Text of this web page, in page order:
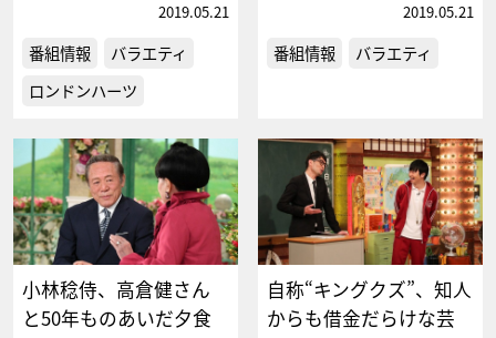
2019.05.21
番組情報
バラエティ
ロンドンハーツ
2019.05.21
番組情報 バラエティ
小林稔侍、高倉健さん
と50年ものあいだ夕食
自称“キングクズ”、知人
からも借金だらけな芸